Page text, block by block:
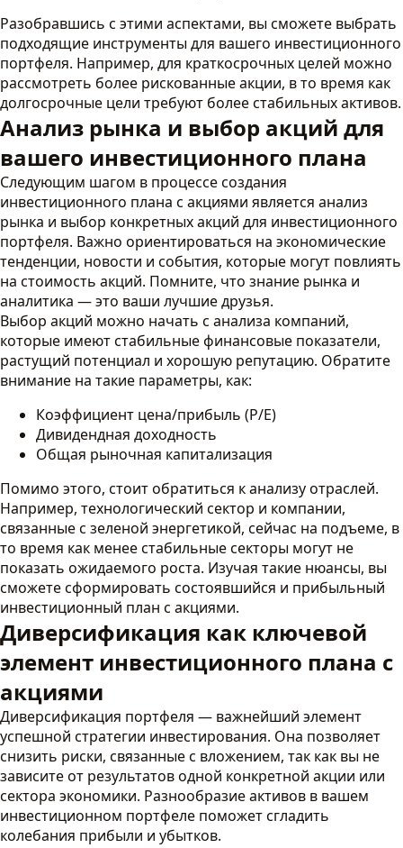
Разобравшись с этими аспектами, вы сможете выбрать
подходящие инструменты для вашего инвестиционного
портфеля. Например, для краткосрочных целей можно
рассмотреть более рискованные акции, в то время как
долгосрочные цели требуют более стабильных активов.
Анализ рынка и выбор акций для
вашего инвестиционного плана
Следующим шагом в процессе создания
инвестиционного плана с акциями является анализ
рынка и выбор конкретных акций для инвестиционного
портфеля. Важно ориентироваться на экономические
тенденции, новости и события, которые могут повлиять
на стоимость акций. Помните, что знание рынка и
аналитика — это ваши лучшие друзья.
Выбор акций можно начать с анализа компаний,
которые имеют стабильные финансовые показатели,
растущий потенциал и хорошую репутацию. Обратите
внимание на такие параметры, как:
Коэффициент цена/прибыль (P/E)
Дивидендная доходность
Общая рыночная капитализация
Помимо этого, стоит обратиться к анализу отраслей.
Например, технологический сектор и компании,
связанные с зеленой энергетикой, сейчас на подъеме, в
то время как менее стабильные секторы могут не
показать ожидаемого роста. Изучая такие нюансы, вы
сможете сформировать состоявшийся и прибыльный
инвестиционный план с акциями.
Диверсификация как ключевой
элемент инвестиционного плана с
акциями
Диверсификация портфеля — важнейший элемент
успешной стратегии инвестирования. Она позволяет
снизить риски, связанные с вложением, так как вы не
зависите от результатов одной конкретной акции или
сектора экономики. Разнообразие активов в вашем
инвестиционном портфеле поможет сгладить
колебания прибыли и убытков.